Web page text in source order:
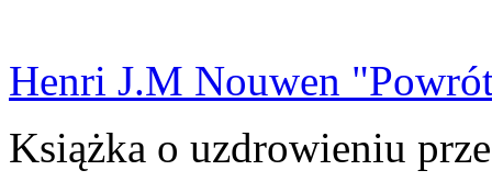
Henri J.M Nouwen
Książka o uzdrowieniu